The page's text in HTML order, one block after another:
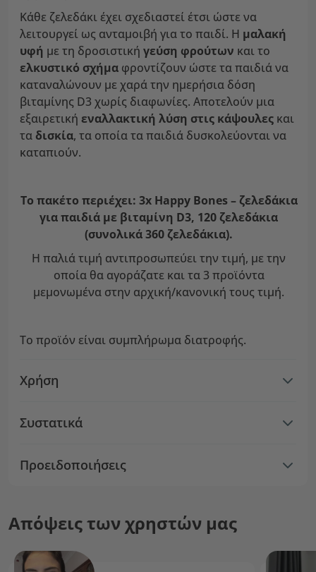
Κάθε ζελεδάκι έχει σχεδιαστεί έτσι ώστε να
λειτουργεί ως ανταμοιβή για το παιδί. Η μαλακή
υφή με τη δροσιστική γεύση φρούτων και το
ελκυστικό σχήμα φροντίζουν ώστε τα παιδιά να
καταναλώνουν με χαρά την ημερήσια δόση
βιταμίνης D3 χωρίς διαφωνίες. Αποτελούν μια
εξαιρετική εναλλακτική λύση στις κάψουλες και
τα δισκία, τα οποία τα παιδιά δυσκολεύονται να
καταπιούν.
Το πακέτο περιέχει: 3x Happy Bones – ζελεδάκια
για παιδιά με βιταμίνη D3, 120 ζελεδάκια
(συνολικά 360 ζελεδάκια).
Η παλιά τιμή αντιπροσωπεύει την τιμή, με την
οποία θα αγοράζατε και τα 3 προϊόντα
μεμονωμένα στην αρχική/κανονική τους τιμή.
Το προϊόν είναι συμπλήρωμα διατροφής.
Χρήση
Συστατικά
Προειδοποιήσεις
Απόψεις των χρηστών μας